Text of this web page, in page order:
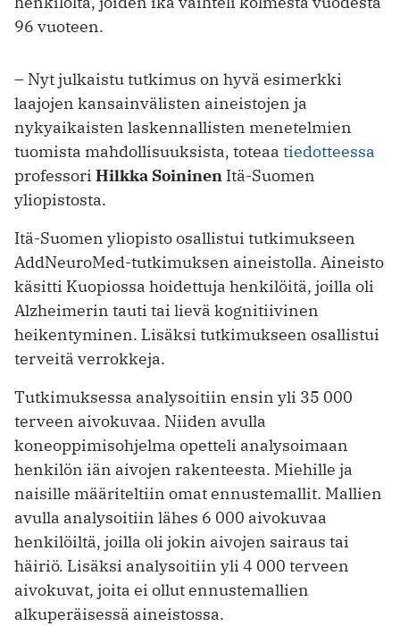
96 vuoteen.
– Nyt julkaistu tutkimus on hyvä esimerkki
laajojen kansainvälisten aineistojen ja
nykyaikaisten laskennallisten menetelmien
tuomista mahdollisuuksista, toteaa tiedotteessa
professori Hilkka Soininen Itä-Suomen
yliopistosta.
Itä-Suomen yliopisto osallistui tutkimukseen
AddNeuroMed-tutkimuksen aineistolla. Aineisto
käsitti Kuopiossa hoidettuja henkilöitä, joilla oli
Alzheimerin tauti tai lievä kognitiivinen
heikentyminen. Lisäksi tutkimukseen osallistui
terveitä verrokkeja.
Tutkimuksessa analysoitiin ensin yli 35 000
terveen aivokuvaa. Niiden avulla
koneoppimisohjelma opetteli analysoimaan
henkilön iän aivojen rakenteesta. Miehille ja
naisille määriteltiin omat ennustemallit. Mallien
avulla analysoitiin lähes 6 000 aivokuvaa
henkilöiltä, joilla oli jokin aivojen sairaus tai
häiriö. Lisäksi analysoitiin yli 4 000 terveen
aivokuvat, joita ei ollut ennustemallien
alkuperäisessä aineistossa.